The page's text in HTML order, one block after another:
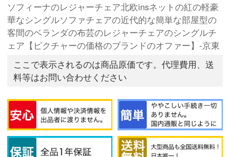
ソフィーナのレジャーチェア北欧insネットの紅の軽豪
華なシングルソファチェアの近代的な簡単な部屋型の
客間のベランダの布芸のレジャーチェアのシングルチ
ェア【ピクチャーの価格のブランドのオファー】-京東
ここで表示されるのは商品原価です。代理費用、送
料等はお問い合わせください